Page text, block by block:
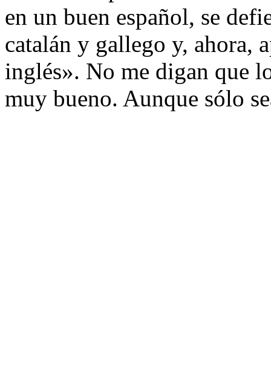
en un buen español, se
catalán y gallego y, ahora,
inglés». No me digan que
muy bueno. Aunque sólo